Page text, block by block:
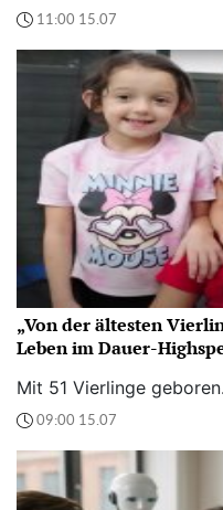
11:00 15.07
„Von der ältesten
Leben im Dauer-
Mit 51 Vierlinge geboren.
09:00 15.07